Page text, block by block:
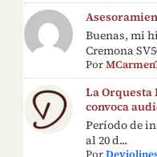
Buenas, mi
Cremona
Por
La
convoca
Período de
al 20 d...
Por